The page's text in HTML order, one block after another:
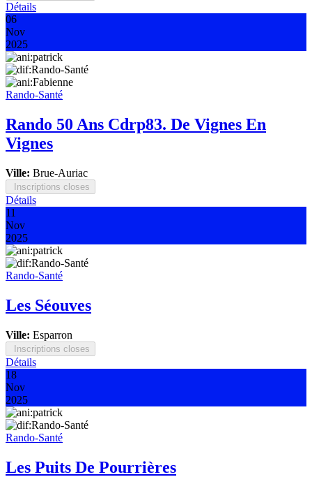
Détails
06
Nov
2025
Rando-Santé
Rando 50 Ans Cdrp83. De Vignes En
Vignes
Ville: Brue-Auriac
Inscriptions closes
Détails
11
Nov
2025
Rando-Santé
Les Séouves
Ville: Esparron
Inscriptions closes
Détails
18
Nov
2025
Rando-Santé
Les Puits De Pourrières